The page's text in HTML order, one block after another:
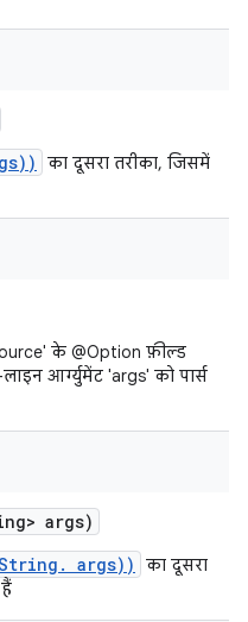
का दूसरा तरीका, जिसमें
के @Option फ़ील्ड
आर्ग्युमेंट 'args' को पार्स
args)
args))
का दूसरा